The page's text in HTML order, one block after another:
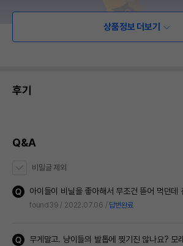
상품정보 더보기
후기
Q&A
비밀글 제외
아이들이 비닐을 좋아해서 무조건 뜯어 먹던데
found39 2022.07.06 답변완료